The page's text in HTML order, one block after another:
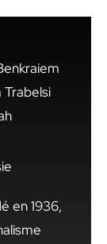
Trabelsi
en 1936,